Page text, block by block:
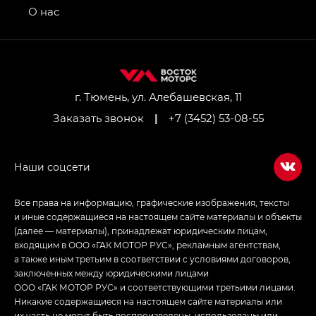
привод — GB AWD, Джи Эль Полный привод —
Джи Икс ПРЕМИУМ — GX PREMIUM, ЛАУНЖ —
LOUNGE
Empow — Эмпау (Empow) в комплектации
г. Тюмень, ул. Алебашевская, 11
Заказать звонок
| +7 (3452) 53-08-55
О нас
Все права на информацию, графические изображения, тексты
и иные содержащиеся на настоящем сайте материалы и объекты
(далее — материалы), принадлежат юридическим лицам,
входящим в ООО «ГАК МОТОР РУС», рекламным агентствам,
а также иным третьим в соответствии с условиями договоров,
заключенных между юридическими лицами
ООО «ГАК МОТОР РУС» и соответствующими третьими лицами.
Никакие содержащиеся на настоящем сайте материалы или